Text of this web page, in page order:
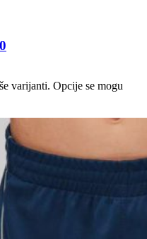
varijanti. Opcije se mogu